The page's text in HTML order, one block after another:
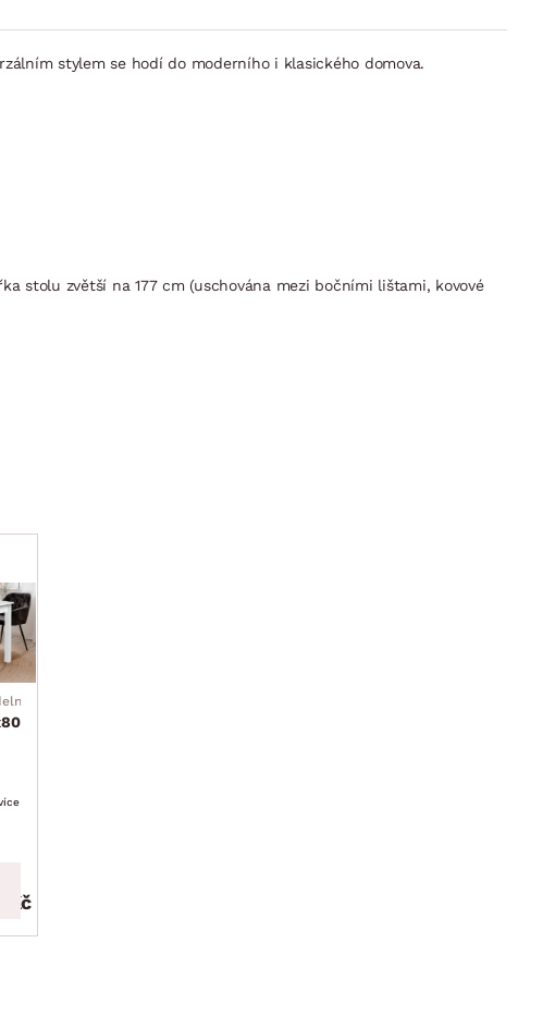
stylem se hodí do moderního i klasického domova.
stolu zvětší na 177 cm (uschována mezi bočními lištami, kovové
stůl
cm,
Kč